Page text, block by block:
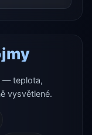
— teplota,
vysvětlené.